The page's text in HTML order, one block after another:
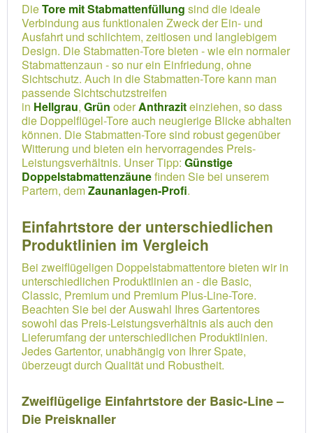
DieTore mit Stabmattenfüllung sind die ideale
Verbindung aus funktionalen Zweck der Ein- und
Ausfahrt und schlichtem, zeitlosen und langlebigem
Design. Die Stabmatten-Tore bieten - wie ein normaler
Stabmattenzaun - so nur ein Einfriedung, ohne
Sichtschutz. Auch in die Stabmatten-Tore kann man
passende Sichtschutzstreifen
in Hellgrau, Grün oderAnthraziteinziehen, so dass
die Doppelflügel-Tore auch neugierige Blicke abhalten
können. Die Stabmatten-Tore sind robust gegenüber
Witterung und bieten ein hervorragendes Preis-
Leistungsverhältnis. Unser Tipp: Günstige
Doppelstabmattenzäunefinden Sie bei unserem
Partern, demZaunanlagen-Profi.
Einfahrtstore der unterschiedlichen
Produktlinien im Vergleich
Bei zweiflügeligen Doppelstabmattentore bieten wir in
unterschiedlichen Produktlinien an - die Basic,
Classic, Premium und Premium Plus-Line-Tore.
Beachten Sie bei der Auswahl Ihres Gartentores
sowohl das Preis-Leistungsverhältnis als auch den
Lieferumfang der unterschiedlichen Produktlinien.
Jedes Gartentor, unabhängig von Ihrer Spate,
überzeugt durch Qualität und Robustheit.
Zweiflügelige Einfahrtstore der Basic-Line –
Die Preisknaller